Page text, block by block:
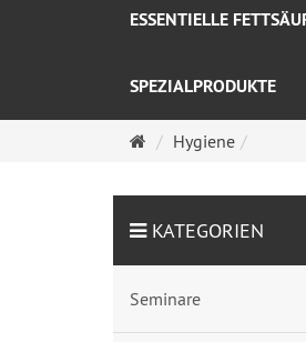
ESSENTIELLE
SPEZIALPRODUKTE
Startseite
Hygiene
KATEGORIEN
Seminare